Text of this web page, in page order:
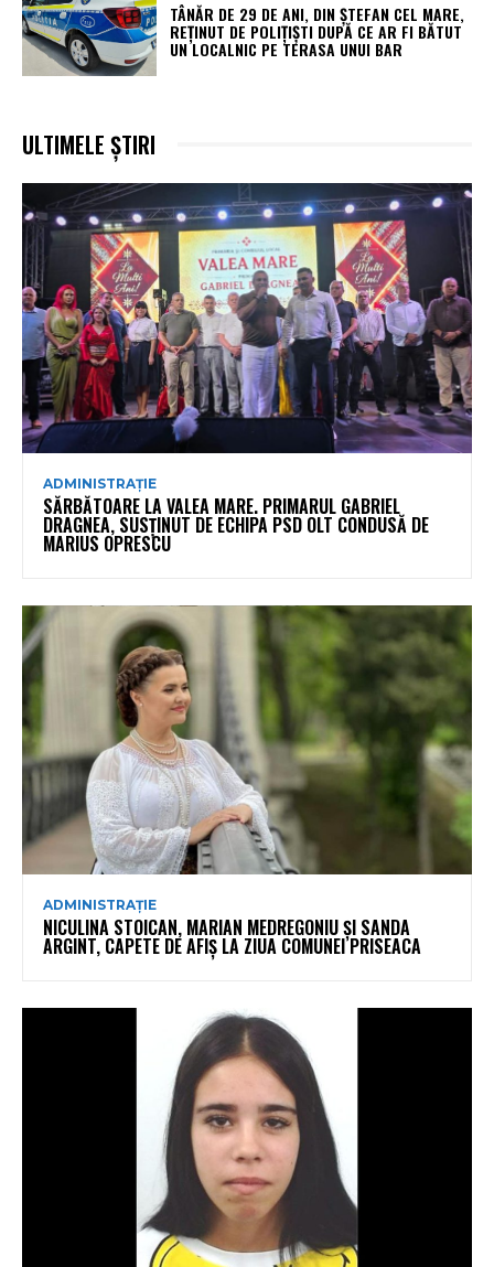
TÂNĂR DE 29 DE ANI, DIN ȘTEFAN CEL MARE,
REȚINUT DE POLIȚIȘTI DUPĂ CE AR FI BĂTUT
UN LOCALNIC PE TERASA UNUI BAR
ULTIMELE ȘTIRI
ADMINISTRAȚIE
SĂRBĂTOARE LA VALEA MARE. PRIMARUL GABRIEL
DRAGNEA, SUSȚINUT DE ECHIPA PSD OLT CONDUSĂ DE
MARIUS OPRESCU
ADMINISTRAȚIE
NICULINA STOICAN, MARIAN MEDREGONIU ȘI SANDA
ARGINT, CAPETE DE AFIȘ LA ZIUA COMUNEI PRISEACA